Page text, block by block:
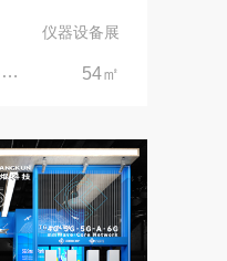
仪器设备展
2026上海国际半导体展览会|上海新国际博览中心 54㎡
沙特阿拉伯跨境氢能展全流程展台验收现场｜避坑验收指南
拓展新市场：不得不学的境外展览会参展指南